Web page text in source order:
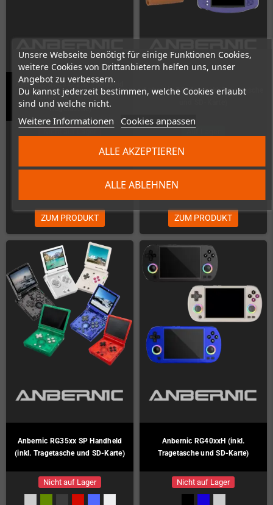
Unsere Webseite benötigt für einige Funktionen Cookies,
weitere Cookies von Drittanbietern helfen uns, unser
Angebot zu verbessern.
Du kannst jederzeit bestimmen, welche Cookies erlaubt
sind und welche nicht.
Weitere Informationen Cookies anpassen
ALLE ABLEHNEN
ALLE AKZEPTIEREN
Anbernic RG28xx 2,8" Handheld
(128GB SD-Karte, inkl.
Tragetasche)
ZUM PRODUKT
Anbernic RG34xx (inkl. Tragetasche
ZUM PRODUKT
Anbernic RG35xx SP Handheld
(inkl. Tragetasche und SD-Karte)
Nicht auf Lager
Anbernic RG40xxH (inkl.
Tragetasche und SD-Karte)
Nicht auf Lager